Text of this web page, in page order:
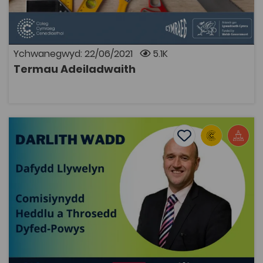
Ychwanegwyd: 22/06/2021 5.1K
Termau Adeiladwaith
adeiladwaith. Mae'r termau yn berthnasol i fyfyrwyr
sy'n astudio ar gyrsiau lefel 1, 2 a 3 Mae geirfa
allweddol ar gyfer y pynciau canlynol ar gael isod:
Gosod Brics Gwaith Saer Peintio ac Addurno Plastro
Datblygwyd y cynnwys gwreiddiol gan Sgiliaith.
Darlith Wadd: Dafydd Llywelyn, Comisiynydd Heddlu a
Add to favourites
Dyddiad cyhoeddi: 2021 Add to favourites
Darlith Wadd: Dafydd Llywelyn, Comisiynydd
Heddlu a Throsedd Dyfed-Powys
Cymraeg Yn Unig
Tagiau
Gwasanaethau Cyhoeddus
Cyfraith
Adnodd Coleg Cymraeg
Yn y ddarlith wadd hon, mae Dafydd Llywelyn yn trafod